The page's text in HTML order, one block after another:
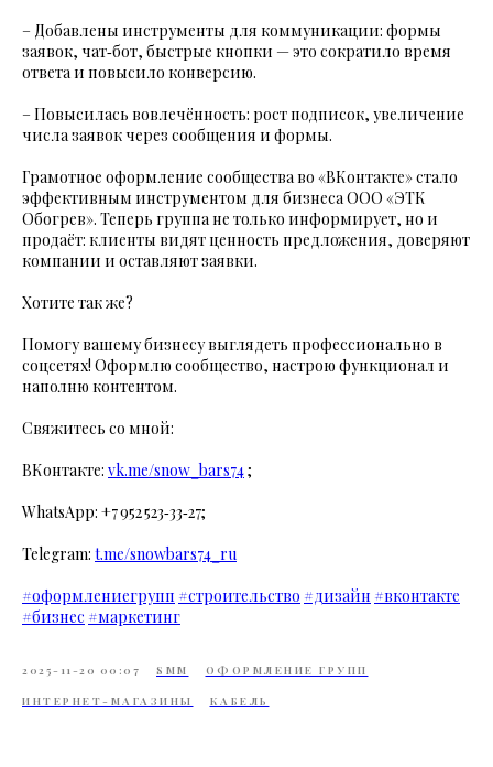
– Добавлены инструменты для коммуникации: формы
заявок, чат‑бот, быстрые кнопки — это сократило время
ответа и повысило конверсию.
– Повысилась вовлечённость: рост подписок, увеличение
числа заявок через сообщения и формы.
Грамотное оформление сообщества во «ВКонтакте» стало
эффективным инструментом для бизнеса ООО «ЭТК
Обогрев». Теперь группа не только информирует, но и
продаёт: клиенты видят ценность предложения, доверяют
компании и оставляют заявки.
Хотите так же?
Помогу вашему бизнесу выглядеть профессионально в
соцсетях! Оформлю сообщество, настрою функционал и
наполню контентом.
Свяжитесь со мной:
ВКонтакте: vk.me/snow_bars74;
WhatsApp: +7 952 523‑33‑27;
Telegram: t.me/snowbars74_ru
#оформлениегрупп #строительство #дизайн #вконтакте
#бизнес #маркетинг
2025-11-20 00:07 SMM
ОФОРМЛЕНИЕ ГРУПП
ИНТЕРНЕТ-МАГАЗИНЫ
КАБЕЛЬ